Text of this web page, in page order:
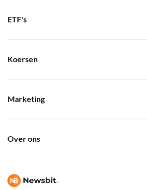
ETF's
Koersen
Marketing
Over ons